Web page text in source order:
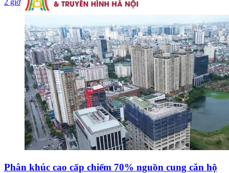
2 giờ
Phân khúc cao cấp chiếm 70% nguồn cung căn hộ